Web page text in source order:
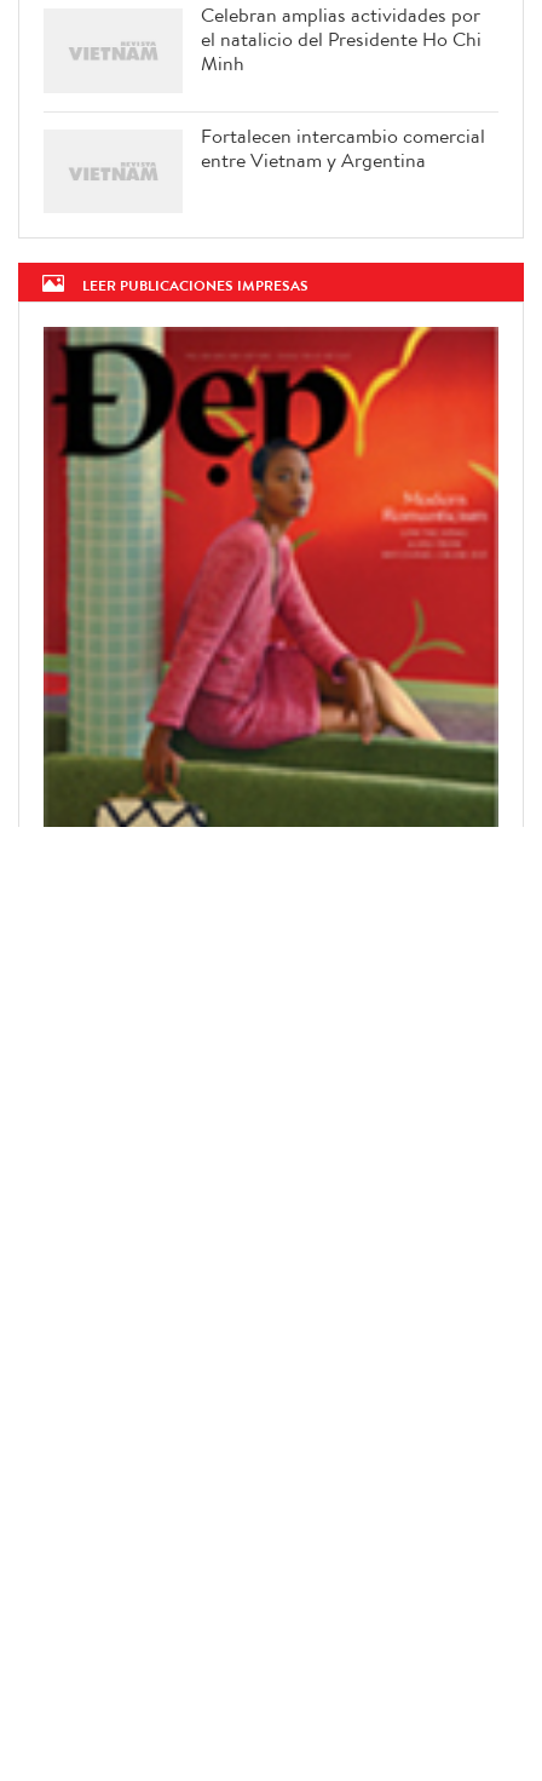
Celebran amplias actividades por
el natalicio del Presidente Ho Chi
Minh
Fortalecen intercambio comercial
entre Vietnam y Argentina
LEER PUBLICACIONES IMPRESAS